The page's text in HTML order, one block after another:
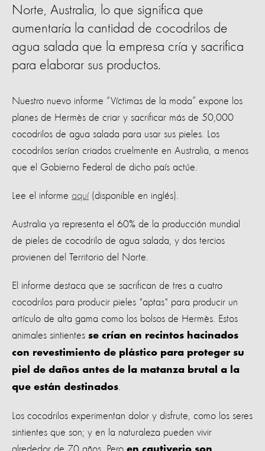
Norte, Australia, lo que significa que
aumentaría la cantidad de cocodrilos de
agua salada que la empresa cría y sacrifica
para elaborar sus productos.
Nuestro nuevo informe “Víctimas de la moda” expone los
planes de Hermès de criar y sacrificar más de 50,000
cocodrilos de agua salada para usar sus pieles. Los
cocodrilos serían criados cruelmente en Australia, a menos
que el Gobierno Federal de dicho país actúe.
Lee el informe aquí(disponible en inglés).
Australia ya representa el 60% de la producción mundial
de pieles de cocodrilo de agua salada, y dos tercios
provienen del Territorio del Norte.
El informe destaca que se sacrifican de tres a cuatro
cocodrilos para producir pieles "aptas" para producir un
artículo de alta gama como los bolsos de Hermès. Estos
animales sintientes se crían en recintos hacinados
con revestimiento de plástico para proteger su
piel de daños antes de la matanza brutal a la
que están destinados
Los cocodrilos experimentan dolor y disfrute, como los seres
sintientes que son; y en la naturaleza pueden vivir